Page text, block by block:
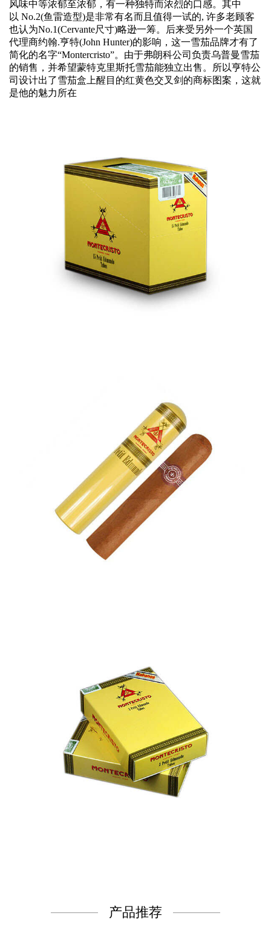
风味中等浓郁至浓郁，有一种独特而浓烈的口感。其中
以 No.2(鱼雷造型)是非常有名而且值得一试的, 许多老顾客
也认为No.1(Cervante尺寸)略逊一筹。后来受另外一个英国
代理商约翰.亨特(John Hunter)的影响，这一雪茄品牌才有了
简化的名字“Montercristo”。由于弗朗科公司负责乌普曼雪茄
的销售，并希望蒙特克里斯托雪茄能独立出售。所以亨特公
司设计出了雪茄盒上醒目的红黄色交叉剑的商标图案，这就
是他的魅力所在
产品推荐